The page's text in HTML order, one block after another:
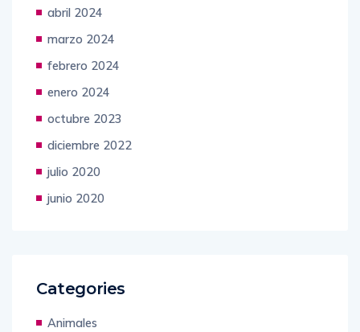
abril 2024
marzo 2024
febrero 2024
enero 2024
octubre 2023
diciembre 2022
julio 2020
junio 2020
Categories
Animales